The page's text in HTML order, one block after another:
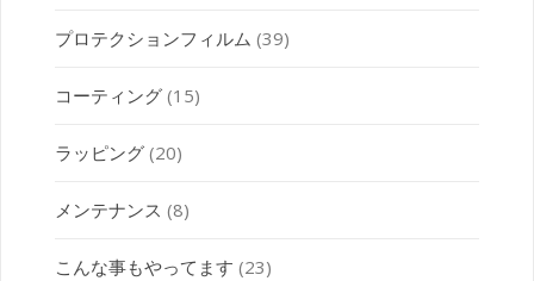
プロテクションフィルム (39)
コーティング(15)
ラッピング(20)
メンテナンス (8)
こんな事もやってます (23)